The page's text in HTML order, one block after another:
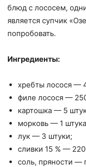
блюд с лососем,
является супчик
попробовать.
Ингредиенты:
хребты лосося —
филе лосося —
картошка — 5
морковь — 1
лук — 3 штуки;
сливки 15 % —
соль, пряности —